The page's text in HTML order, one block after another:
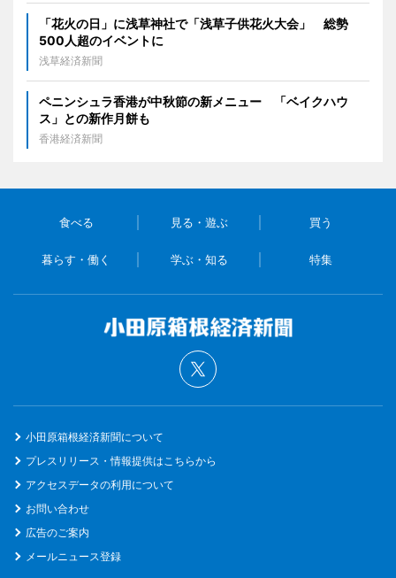
「花火の日」に浅草神社で「浅草子供花火大会」 総勢
500人超のイベントに
浅草経済新聞
ペニンシュラ香港が中秋節の新メニュー 「ベイクハウ
ス」との新作月餅も
香港経済新聞
食べる 見る・遊ぶ 買う
暮らす・働く 学ぶ・知る 特集
小田原箱根経済新聞について
プレスリリース・情報提供はこちらから
アクセスデータの利用について
お問い合わせ
広告のご案内
メールニュース登録